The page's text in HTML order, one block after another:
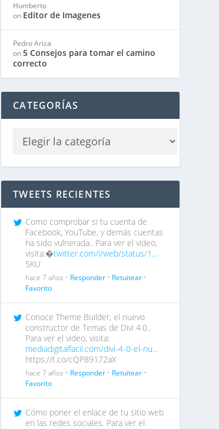
Humberto
on Editor de Imagenes
Pedro Ariza
on5 Consejos para tomar el camino
correcto
CATEGORÍAS
TWEETS RECIENTES
Como comprobar si tu cuenta de
Facebook, YouTube, y demás cuentas
ha sido vulnerada.. Para ver el video,
visita:�twitter.com/i/web/status/1…
5KU
hace 7 años • Responder • Retuitear •
Favorito
Conoce Theme Builder, el nuevo
constructor de Temas de Divi 4.0..
Para ver el video, visita:
mediadigitalfacil.com/divi-4-0-el-nu…
https://t.co/cQP89172aX
hace 7 años • Responder • Retuitear •
Favorito
Cómo poner el enlace de tu sitio web
en las redes sociales. Para ver el